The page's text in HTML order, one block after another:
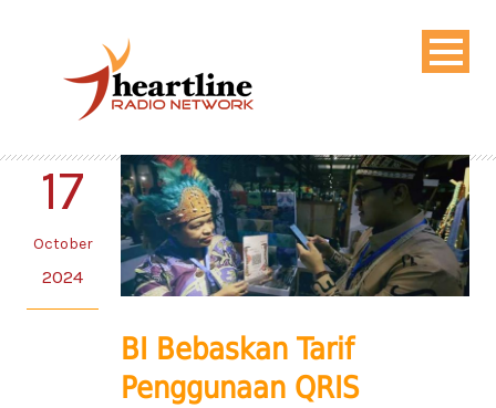
17
October
2024
BI Bebaskan Tarif
Penggunaan QRIS